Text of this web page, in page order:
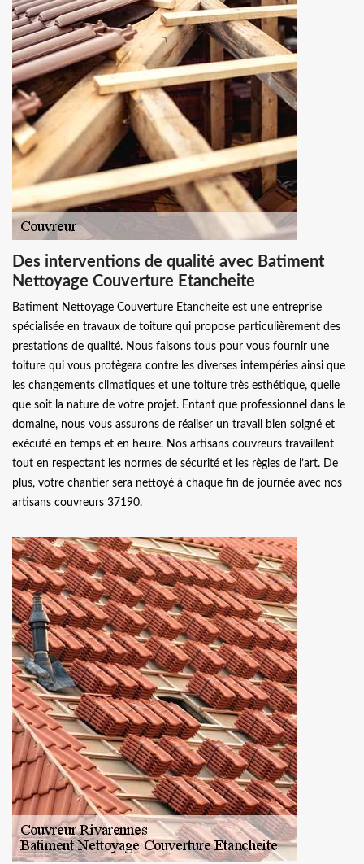
Des interventions de qualité avec Batiment
Nettoyage Couverture Etancheite
Batiment Nettoyage Couverture Etancheite est une entreprise
spécialisée en travaux de toiture qui propose particulièrement des
prestations de qualité. Nous faisons tous pour vous fournir une
toiture qui vous protègera contre les diverses intempéries ainsi que
les changements climatiques et une toiture très esthétique, quelle
que soit la nature de votre projet. Entant que professionnel dans le
domaine, nous vous assurons de réaliser un travail bien soigné et
exécuté en temps et en heure. Nos artisans couvreurs travaillent
tout en respectant les normes de sécurité et les règles de l’art. De
plus, votre chantier sera nettoyé à chaque fin de journée avec nos
artisans couvreurs 37190.